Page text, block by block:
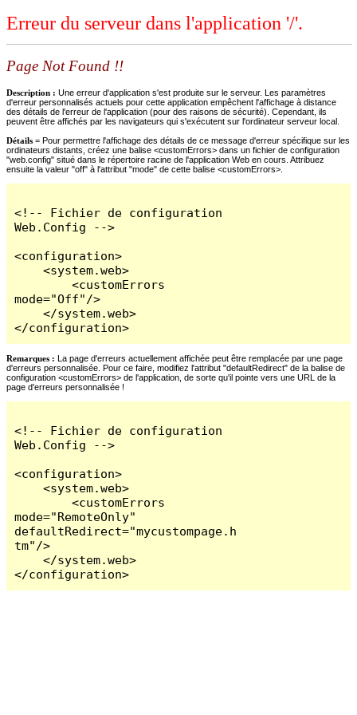
Erreur du serveur dans l'application '/'.
Page Not Found !!
Description : Une erreur d'application s'est produite sur le serveur. Les paramètres
d'erreur personnalisés actuels pour cette application empêchent l'affichage à distance
des détails de l'erreur de l'application (pour des raisons de sécurité). Cependant, ils
peuvent être affichés par les navigateurs qui s'exécutent sur l'ordinateur serveur local.
Détails = Pour permettre l'affichage des détails de ce message d'erreur spécifique sur les
ordinateurs distants, créez une balise <customErrors> dans un fichier de configuration
"web.config" situé dans le répertoire racine de l'application Web en cours. Attribuez
ensuite la valeur "off" à l'attribut "mode" de cette balise <customErrors>.
<!-- Fichier de configuration
Web.Config -->
<configuration>
    <system.web>
        <customErrors
mode="Off"/>
    </system.web>
</configuration>
Remarques : La page d'erreurs actuellement affichée peut être remplacée par une page
d'erreurs personnalisée. Pour ce faire, modifiez l'attribut "defaultRedirect" de la balise de
configuration <customErrors> de l'application, de sorte qu'il pointe vers une URL de la
page d'erreurs personnalisée !
<!-- Fichier de configuration
Web.Config -->
<configuration>
    <system.web>
        <customErrors
mode="RemoteOnly"
defaultRedirect="mycustompage.h
tm"/>
    </system.web>
</configuration>